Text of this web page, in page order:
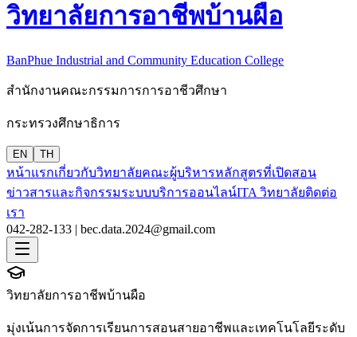
วิทยาลัยการอาชีพบ้านผือ
BanPhue Industrial and Community Education College
สำนักงานคณะกรรมการการอาชีวศึกษา
กระทรวงศึกษาธิการ
EN TH
หน้าแรกเกี่ยวกับวิทยาลัยคณะผู้บริหารหลักสูตรที่เปิดสอน
ข่าวสารและกิจกรรมระบบบริการออนไลน์ITA วิทยาลัยติดต่อ
เรา
042-282-133 | bec.data.2024@gmail.com
วิทยาลัยการอาชีพบ้านผือ
มุ่งเน้นการจัดการเรียนการสอนสายอาชีพและเทคโนโลยีระดับ